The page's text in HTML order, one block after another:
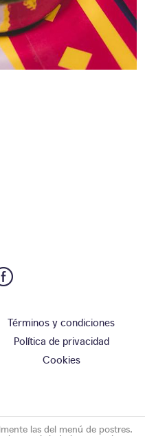
Términos y condiciones
Política de privacidad
Cookies
las del menú de postres.